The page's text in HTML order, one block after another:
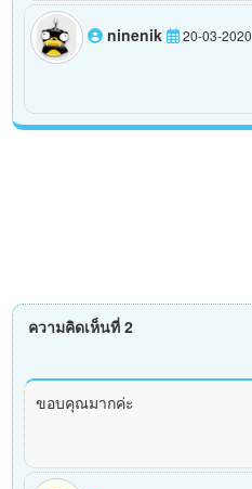
ninenik 20-03-2020
ความคิดเห็นที่ 2
ขอบคุณมากค่ะ